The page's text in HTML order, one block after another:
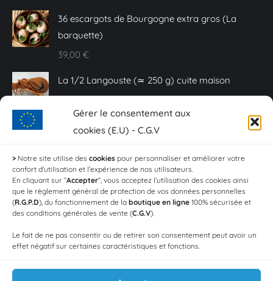
Gérer le consentement aux
cookies (E.U) - C.G.V
> Notre site utilise des cookies pour personnaliser et améliorer votre
confort d'utilisation et l’expérience de nos utilisateurs.
En cliquant sur ”Accepter”, vous acceptez l’utilisation des cookies ainsi
que le règlement général de protection de vos données personnelles
(R.G.P.D), du fonctionnement de la boutique en ligne 100% sécurisée et
des conditions générales de vente (C.G.V).
Le fait de ne pas consentir ou de retirer son consentement peut avoir un
effet négatif sur certaines caractéristiques et fonctions.
36 escargots de Bourgogne extra gros (La
barquette)
39,00 €
La 1/2 Langouste (≃ 250 g) cuite maison
25,00€
Caviar Baeri - 10 g
Sashimi de truite fumée - Plaquette de 150 g
18,00€
4,20€